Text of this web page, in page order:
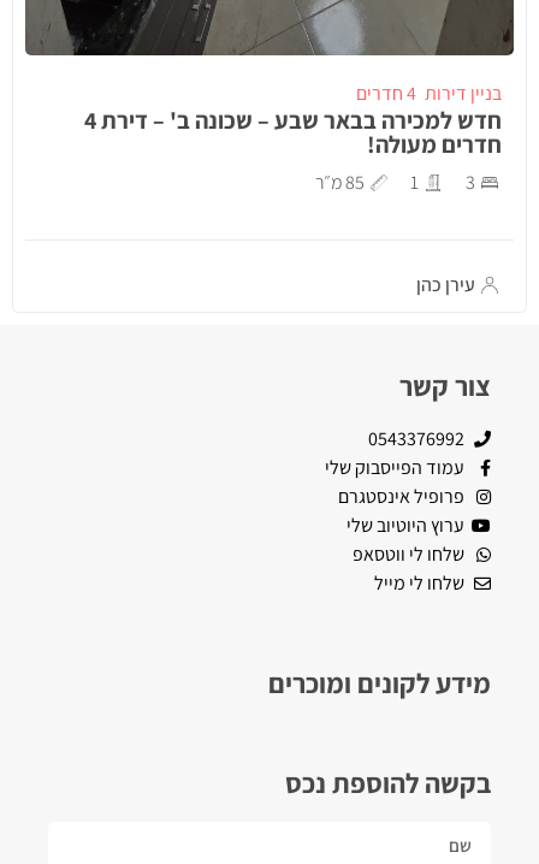
בניין דירות 4 חדרים
חדש למכירה בבאר שבע – שכונה ב' – דירת 4
חדרים מעולה!
3
1 85 מ״ר
עירן כהן
צור קשר
0543376992
עמוד הפייסבוק שלי
פרופיל אינסטגרם
ערוץ היוטיוב שלי
שלחו לי ווטסאפ
שלחו לי מייל
מידע לקונים ומוכרים
בקשה להוספת נכס